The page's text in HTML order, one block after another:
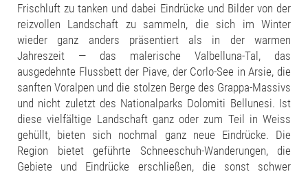
Frischluft zu tanken und dabei Eindrücke und Bilder von der
reizvollen Landschaft zu sammeln, die sich im Winter
wieder ganz anders präsentiert als in der warmen
Jahreszeit — das malerische Valbelluna-Tal, das
ausgedehnte Flussbett der Piave, der Corlo-See in Arsie, die
sanften Voralpen und die stolzen Berge des Grappa-Massivs
und nicht zuletzt des Nationalparks Dolomiti Bellunesi. Ist
diese vielfältige Landschaft ganz oder zum Teil in Weiss
gehüllt, bieten sich nochmal ganz neue Eindrücke. Die
Region bietet geführte Schneeschuh-Wanderungen, die
Gebiete und Eindrücke erschließen, die sonst schwer